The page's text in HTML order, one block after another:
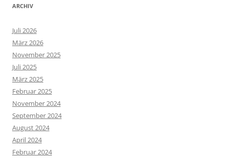
ARCHIV
Juli 2026
März 2026
November 2025
Juli 2025
März 2025
Februar 2025
November 2024
September 2024
August 2024
April 2024
Februar 2024